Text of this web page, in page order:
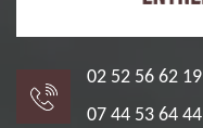
02 52 56 62 19
07 44 53 64 44